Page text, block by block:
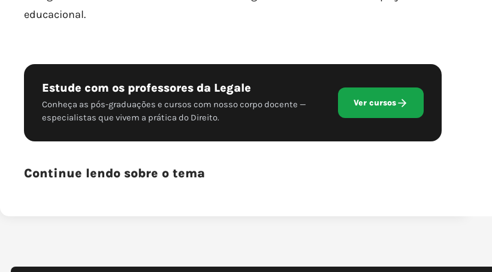
educacional.
Estude com os professores da Legale
Conheça as pós-graduações e cursos com nosso corpo docente —
especialistas que vivem a prática do Direito.
Ver cursos
Continue lendo sobre o tema